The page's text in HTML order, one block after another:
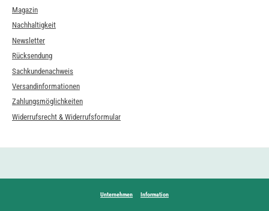
Magazin
Nachhaltigkeit
Newsletter
Rücksendung
Sachkundenachweis
Versandinformationen
Zahlungsmöglichkeiten
Widerrufsrecht & Widerrufsformular
Unternehmen Information